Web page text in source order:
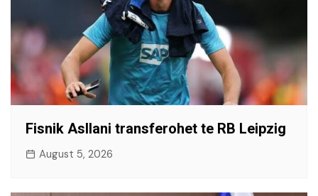
Fisnik Asllani transferohet te RB Leipzig
August 5, 2026